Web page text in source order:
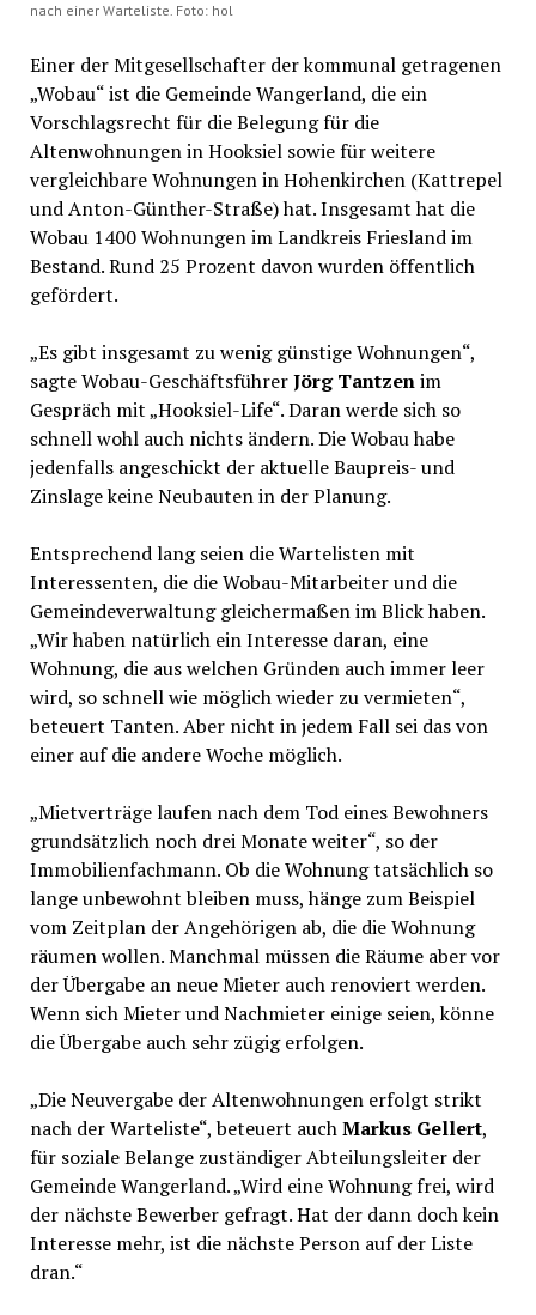
nach einer Warteliste. Foto: hol
Einer der Mitgesellschafter der kommunal getragenen
„Wobau“ ist die Gemeinde Wangerland, die ein
Vorschlagsrecht für die Belegung für die
Altenwohnungen in Hooksiel sowie für weitere
vergleichbare Wohnungen in Hohenkirchen (Kattrepel
und Anton-Günther-Straße) hat. Insgesamt hat die
Wobau 1400 Wohnungen im Landkreis Friesland im
Bestand. Rund 25 Prozent davon wurden öffentlich
gefördert.
„Es gibt insgesamt zu wenig günstige Wohnungen“,
sagte Wobau-GeschäftsführerJörg Tantzenim
Gespräch mit „Hooksiel-Life“. Daran werde sich so
schnell wohl auch nichts ändern. Die Wobau habe
jedenfalls angeschickt der aktuelle Baupreis- und
Zinslage keine Neubauten in der Planung.
Entsprechend lang seien die Wartelisten mit
Interessenten, die die Wobau-Mitarbeiter und die
Gemeindeverwaltung gleichermaßen im Blick haben.
„Wir haben natürlich ein Interesse daran, eine
Wohnung, die aus welchen Gründen auch immer leer
wird, so schnell wie möglich wieder zu vermieten“,
beteuert Tanten. Aber nicht in jedem Fall sei das von
einer auf die andere Woche möglich.
„Mietverträge laufen nach dem Tod eines Bewohners
grundsätzlich noch drei Monate weiter“, so der
Immobilienfachmann. Ob die Wohnung tatsächlich so
lange unbewohnt bleiben muss, hänge zum Beispiel
vom Zeitplan der Angehörigen ab, die die Wohnung
räumen wollen. Manchmal müssen die Räume aber vor
der Übergabe an neue Mieter auch renoviert werden.
Wenn sich Mieter und Nachmieter einige seien, könne
die Übergabe auch sehr zügig erfolgen.
„Die Neuvergabe der Altenwohnungen erfolgt strikt
nach der Warteliste“, beteuert auchMarkus Gellert,
für soziale Belange zuständiger Abteilungsleiter der
Gemeinde Wangerland. „Wird eine Wohnung frei, wird
der nächste Bewerber gefragt. Hat der dann doch kein
Interesse mehr, ist die nächste Person auf der Liste
dran.“